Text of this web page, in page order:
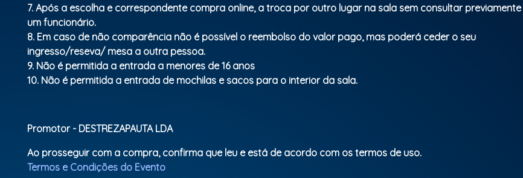
7. Após a escolha e correspondente compra online, a troca por outro lugar na sala sem consultar previamente
um funcionário.
8. Em caso de não comparência não é possível o reembolso do valor pago, mas poderá ceder o seu
ingresso/reseva/ mesa a outra pessoa.
9. Não é permitida a entrada a menores de 16 anos
10. Não é permitida a entrada de mochilas e sacos para o interior da sala.
Promotor - DESTREZAPAUTA LDA
Ao prosseguir com a compra, confirma que leu e está de acordo com os termos de uso.
Termos e Condições do Evento